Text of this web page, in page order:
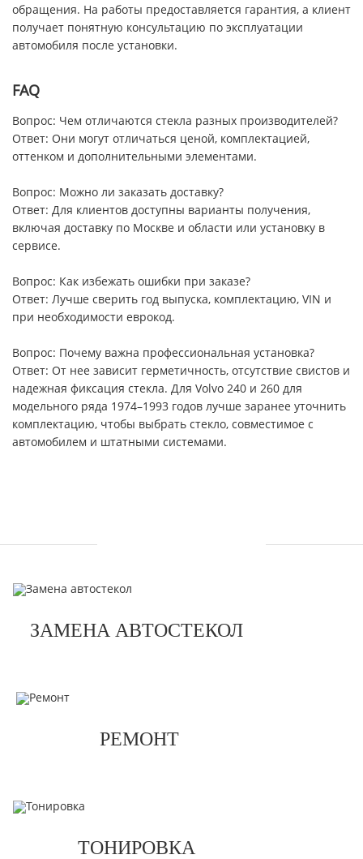
обращения. На работы предоставляется гарантия, а клиент
получает понятную консультацию по эксплуатации
автомобиля после установки.
FAQ
Вопрос: Чем отличаются стекла разных производителей?
Ответ: Они могут отличаться ценой, комплектацией,
оттенком и дополнительными элементами.
Вопрос: Можно ли заказать доставку?
Ответ: Для клиентов доступны варианты получения,
включая доставку по Москве и области или установку в
сервисе.
Вопрос: Как избежать ошибки при заказе?
Ответ: Лучше сверить год выпуска, комплектацию, VIN и
при необходимости еврокод.
Вопрос: Почему важна профессиональная установка?
Ответ: От нее зависит герметичность, отсутствие свистов и
надежная фиксация стекла. Для Volvo 240 и 260 для
модельного ряда 1974–1993 годов лучше заранее уточнить
комплектацию, чтобы выбрать стекло, совместимое с
автомобилем и штатными системами.
ЗАМЕНА АВТОСТЕКОЛ
РЕМОНТ
ТОНИРОВКА